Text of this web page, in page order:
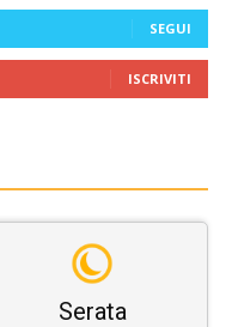
SEGUI
ISCRIVITI
Serata